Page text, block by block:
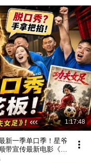
1:17:48
新一季单口季！星爷
带宣传最新电影《功